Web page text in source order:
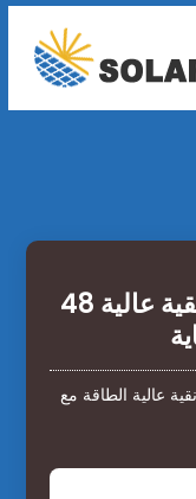
48 فولت عاكس موجة جيبية نقية عالية
عالية الطاقة مع